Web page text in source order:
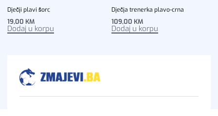
Dječji plavi šorc
19,00 KM
Dodaj u korpu
Dječja trenerka plavo-crna
109,00 KM
Dodaj u korpu